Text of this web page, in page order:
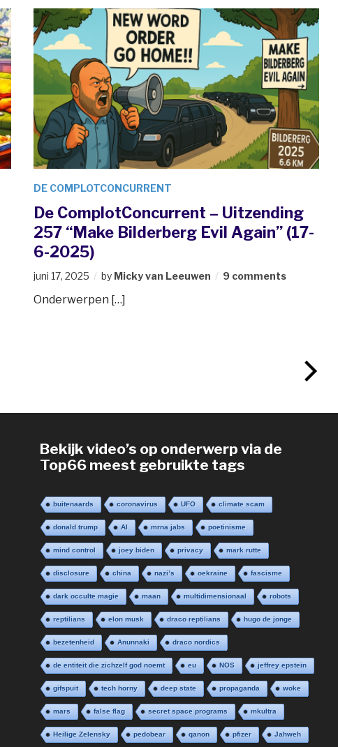
DE COMPLOTCONCURRENT
De ComplotConcurrent – Uitzending
257 “Make Bilderberg Evil Again” (17-
6-2025)
juni 17, 2025 by Micky van Leeuwen 9 comments
Onderwerpen […]
Bekijk video’s op onderwerp via de
Top66 meest gebruikte tags
buitenaards coronavirus UFO climate scam
donald trump AI mrna jabs poetinisme
mind control joey biden privacy mark rutte
disclosure china nazi’s oekraine fascisme
dark occulte magie maan multidimensionaal robots
reptilians elon musk draco reptilians hugo de jonge
bezetenheid Anunnaki draco nordics
de entiteit die zichzelf god noemt eu NOS jeffrey epstein
gifspuit tech horny deep state propaganda woke
mars false flag secret space programs mkultra
Heilige Zelensky pedobear qanon pfizer Jahweh